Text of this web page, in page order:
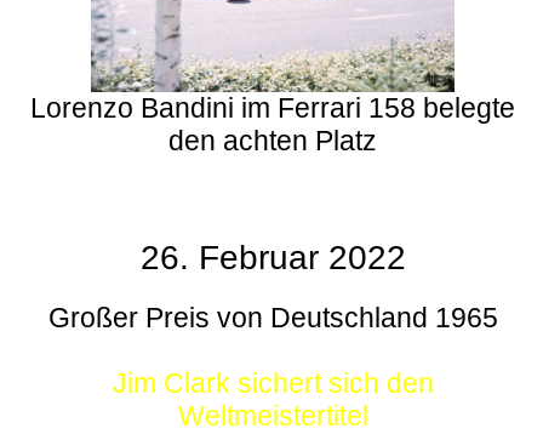
Lorenzo Bandini im Ferrari 158 belegte
den achten Platz
26. Februar 2022
Großer Preis von Deutschland 1965
Jim Clark sichert sich den
Weltmeistertitel